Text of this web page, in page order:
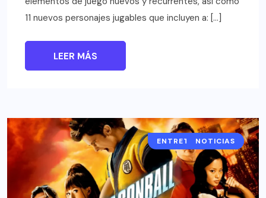
11 nuevos personajes jugables que incluyen a: […]
LEER MÁS
ENTRETENIMIENTO
NOTICIAS